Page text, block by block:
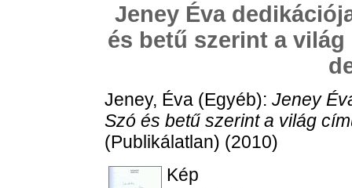
Jeney Éva
és betű szerint a
Jeney, Éva (Egyéb): Jeney
Szó és betű szerint a világ
(Publikálatlan) (2010)
Kép